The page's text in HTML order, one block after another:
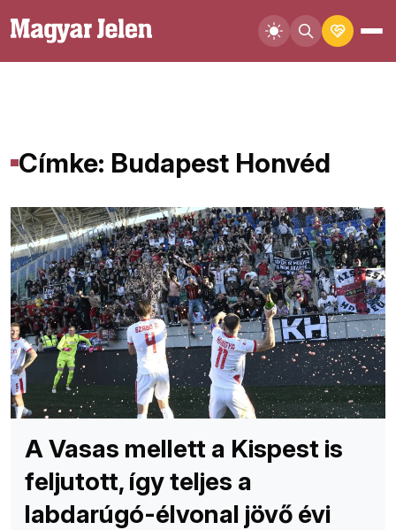
Címke: Budapest Honvéd
A Vasas mellett a Kispest is
feljutott, így teljes a
labdarúgó-élvonal jövő évi